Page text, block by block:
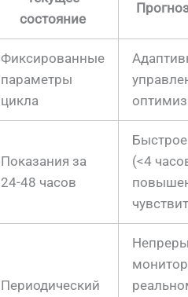
состояние
Фиксированные
параметры
цикла
Показания за
24-48 часов
(<4
Периодический